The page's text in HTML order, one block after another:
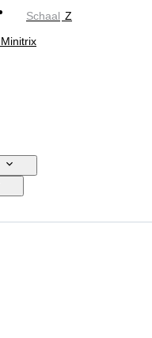
Schaal Z
Minitrix